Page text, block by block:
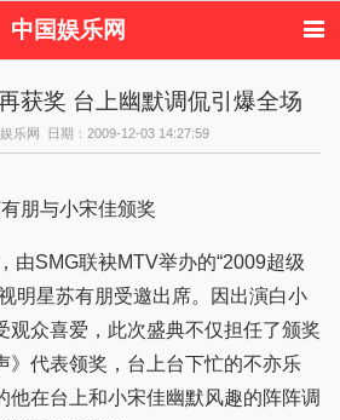
中国娱乐网
乐 韩国娱乐
欧美娱乐
新闻 影视新闻
内地明星八卦
卦
获奖 台上幽默调侃引爆全场
乐网 日期：2009-12-03 14:27:59
朋与小宋佳颁奖
由SMG联袂MTV举办的“2009超级
明星苏有朋受邀出席。因出演白小
观众喜爱，此次盛典不仅担任了颁奖
》代表领奖，台上台下忙的不亦乐
他在台上和小宋佳幽默风趣的阵阵调